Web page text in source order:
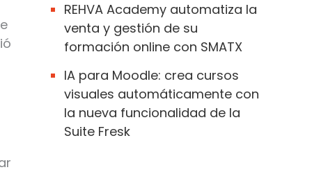
REHVA Academy automatiza la
venta y gestión de su
formación online con SMATX
IA para Moodle: crea cursos
visuales automáticamente con
la nueva funcionalidad de la
Suite Fresk